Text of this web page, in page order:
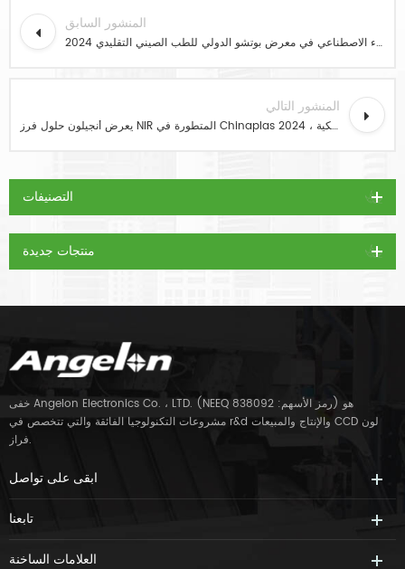
المنشور السابق
كشفت شركة أنجيلون عن جهاز فرز ألوان الطب الصيني التقليدي المدعوم بالذكاء الاصطناعي في معرض بوتشو الدولي للطب الصيني التقليدي 2024
المنشور التالي
يعرض أنجيلون حلول فرز NIR المتطورة في Chinaplas 2024 ، مما يؤدي إلى الاستدامة في إعادة تدوير المواد البلاستيكية
التصنيفات
منتجات جديدة
خفى Angelon Electronics Co. ، LTD. (NEEQ رمز الأسهم: 838092) هو
مشروعات التكنولوجيا الفائقة والتي تتخصص في r&d والإنتاج والمبيعات CCD لون
فراز.
ابقى على تواصل
تابعنا
العلامات الساخنة